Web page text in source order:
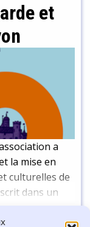
et
a
la mise en
culturelles de
dans un
structures
mais